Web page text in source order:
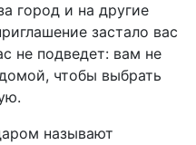
город и на другие
застало вас
не подведет: вам не
чтобы выбрать
называют